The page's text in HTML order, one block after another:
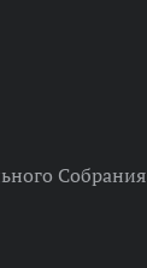
Собрания